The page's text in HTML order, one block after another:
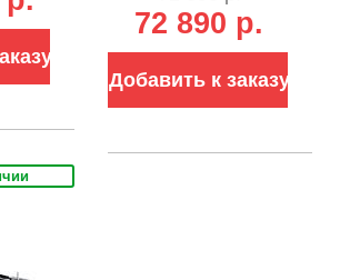
45
диаметр 35 см, 6
вперед/2 назад,
73 кг.)
72 890 р.
Добавить к заказу